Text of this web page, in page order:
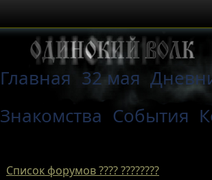
Главная 32 мая
Знакомства События
Список форумов ???? ????????